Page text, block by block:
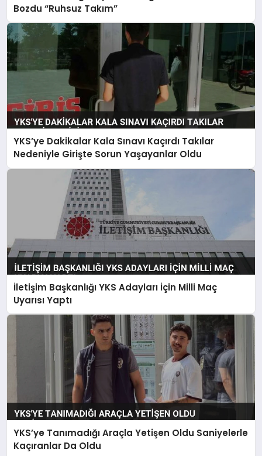
Bozdu “Ruhsuz Takım”
YKS’ye Dakikalar Kala Sınavı Kaçırdı Takılar
Nedeniyle Girişte Sorun Yaşayanlar Oldu
İletişim Başkanlığı YKS Adayları İçin Milli Maç
Uyarısı Yaptı
YKS’ye Tanımadığı Araçla Yetişen Oldu Saniyelerle
Kaçıranlar Da Oldu